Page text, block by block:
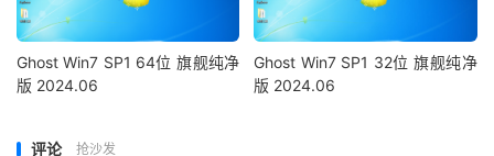
Ghost Win7 SP1 64位 旗舰纯净
版 2024.06
Ghost Win7 SP1 32位 旗舰纯净
版 2024.06
评论 抢沙发